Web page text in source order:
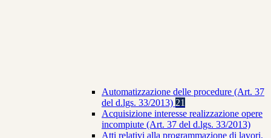
Automatizzazione delle procedure (Art. 37
del d.lgs. 33/2013) 21
Acquisizione interesse realizzazione opere
incompiute (Art. 37 del d.lgs. 33/2013)
Atti relativi alla programmazione di lavori,